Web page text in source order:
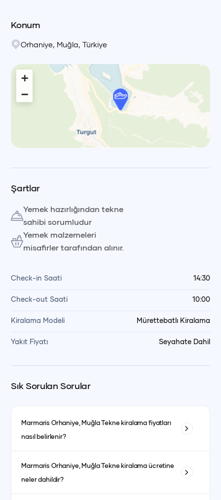
Konum
Orhaniye Muğla Türkiye
+
−
Şartlar
Yemek hazırlığından tekne
sahibi sorumludur
Yemek malzemeleri
misafirler tarafından alınır.
Check-in Saati 14:30
Check-out Saati 10:00
Kiralama Modeli Mürettebatlı Kiralama
Yakıt Fiyatı Seyahate Dahil
Sık Sorulan Sorular
Marmaris Orhaniye, MuğlaTekne kiralama fiyatları
nasıl belirlenir?
ve bulunduğu bölgeye göre değişiklik gösterir. Ayrıca sezon
dönemleri de fiyatları etkiler. Yüksek sezonda fiyatlar daha
yüksek olurken, düşük sezonda daha avantajlı fiyatlarla
Marmaris Orhaniye, MuğlaTekne kiralama ücretine
neler dahildir?